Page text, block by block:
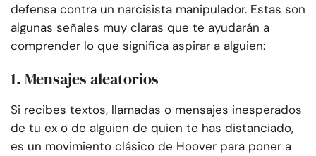
defensa contra un narcisista manipulador. Estas son
algunas señales muy claras que te ayudarán a
comprender lo que significa aspirar a alguien:
1. Mensajes aleatorios
Si recibes textos, llamadas o mensajes inesperados
de tu ex o de alguien de quien te has distanciado,
es un movimiento clásico de Hoover para poner a